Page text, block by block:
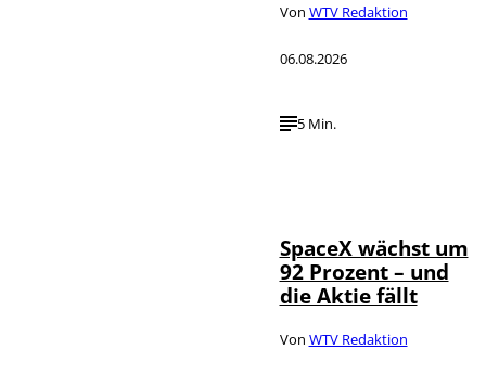
Von WTV Redaktion
06.08.2026
5 Min.
SpaceX wächst um
92 Prozent – und
die Aktie fällt
Von WTV Redaktion